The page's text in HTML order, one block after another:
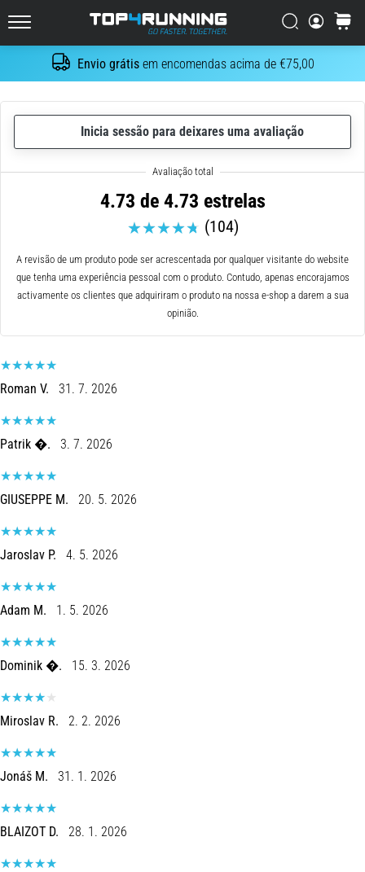
Envio grátisem encomendas acima de €75,00
Procurar
cesto
Procurar
maneiras
de
amarrar
atacadores.
Mas
não
temos
simples
para
si.
10. 8. 2026
•
Como
Escolher
de
Corrida
e
Benefícios
Eles
Vão
Te
Trazer?
Os
de
corrida
entre
as
de
treino
populares
Inicia sessão para deixares uma avaliação
4.73 de 4.73 estrelas
(104)
A revisão de um produto pode ser acrescentada por qualquer visitante do website
que tenha uma experiência pessoal com o produto. Contudo, apenas encorajamos
activamente os clientes que adquiriram o produto na nossa e-shop a darem a sua
opinião.
Roman V. 31. 7. 2026
Patrik �. 3. 7. 2026
GIUSEPPE M. 20. 5. 2026
Jaroslav P. 4. 5. 2026
Adam M. 1. 5. 2026
Dominik �. 15. 3. 2026
Miroslav R. 2. 2. 2026
Jonáš M. 31. 1. 2026
BLAIZOT D. 28. 1. 2026